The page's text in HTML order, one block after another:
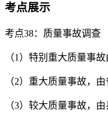
考点展示
考点38：质量事故调查
（1）特别重大质量事
（2）重大质量事故，
（3）较大质量事故，